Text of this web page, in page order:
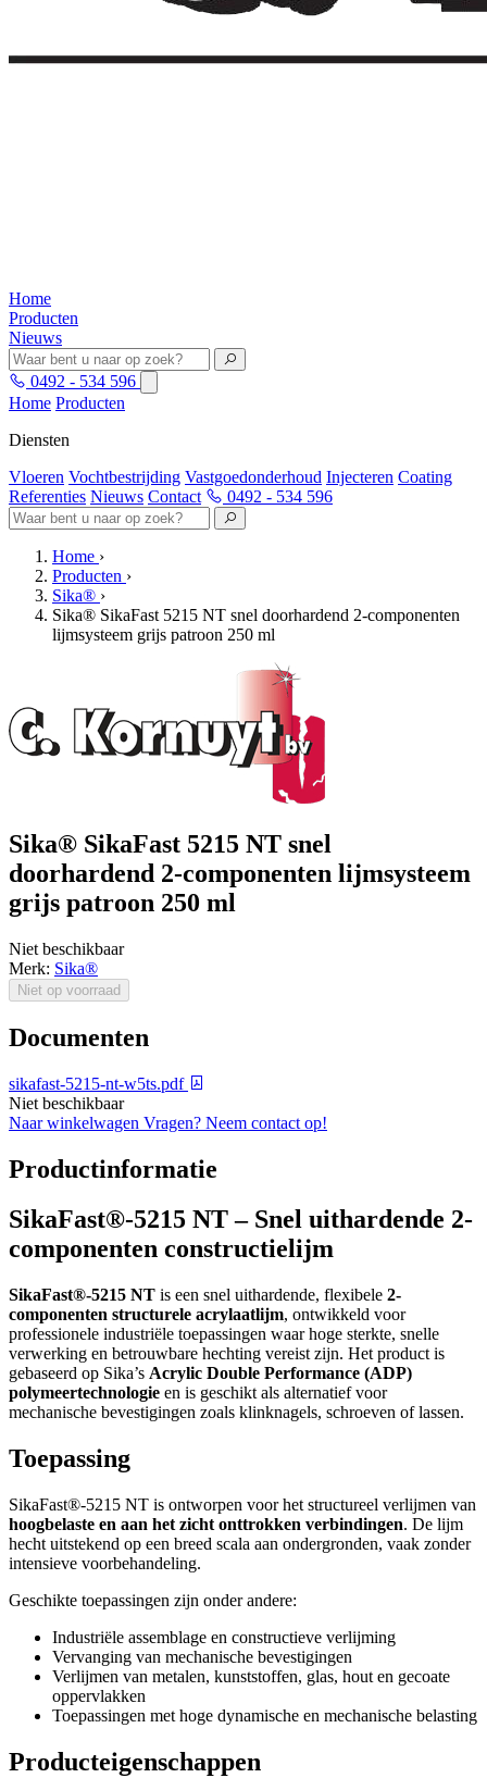
Home
Producten
Nieuws
0492 - 534 596
Home Producten
Diensten
Vloeren Vochtbestrijding Vastgoedonderhoud Injecteren Coating
Referenties Nieuws Contact 0492 - 534 596
Home ›
Producten ›
Sika® ›
Sika® SikaFast 5215 NT snel doorhardend 2-componenten
lijmsysteem grijs patroon 250 ml
Sika® SikaFast 5215 NT snel
doorhardend 2-componenten lijmsysteem
grijs patroon 250 ml
Niet beschikbaar
Merk: Sika®
Niet op voorraad
Documenten
sikafast-5215-nt-w5ts.pdf
Niet beschikbaar
Naar winkelwagen Vragen? Neem contact op!
Productinformatie
SikaFast®-5215 NT – Snel uithardende 2-
componenten constructielijm
SikaFast®-5215 NT is een snel uithardende, flexibele 2-
componenten structurele acrylaatlijm, ontwikkeld voor
professionele industriële toepassingen waar hoge sterkte, snelle
verwerking en betrouwbare hechting vereist zijn. Het product is
gebaseerd op Sika’s Acrylic Double Performance (ADP)
polymeertechnologie en is geschikt als alternatief voor
mechanische bevestigingen zoals klinknagels, schroeven of lassen.
Toepassing
SikaFast®-5215 NT is ontworpen voor het structureel verlijmen van
hoogbelaste en aan het zicht onttrokken verbindingen. De lijm
hecht uitstekend op een breed scala aan ondergronden, vaak zonder
intensieve voorbehandeling.
Geschikte toepassingen zijn onder andere:
Industriële assemblage en constructieve verlijming
Vervanging van mechanische bevestigingen
Verlijmen van metalen, kunststoffen, glas, hout en gecoate
oppervlakken
Toepassingen met hoge dynamische en mechanische belasting
Producteigenschappen